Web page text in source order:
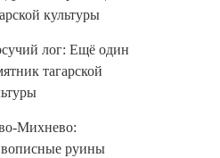
культуры
лог: Ещё один
тагарской
Михнево:
руины